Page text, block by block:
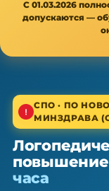
С 01.03.2026
допускаются —
Среднее звено ·
36/72/144 ч
СПО · ПО
МИНЗДРАВА (С
часа